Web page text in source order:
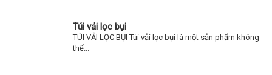
Túi vải lọc bụi
TÚI VẢI LỌC BỤI Túi vải lọc bụi là một sản phẩm không
thể...